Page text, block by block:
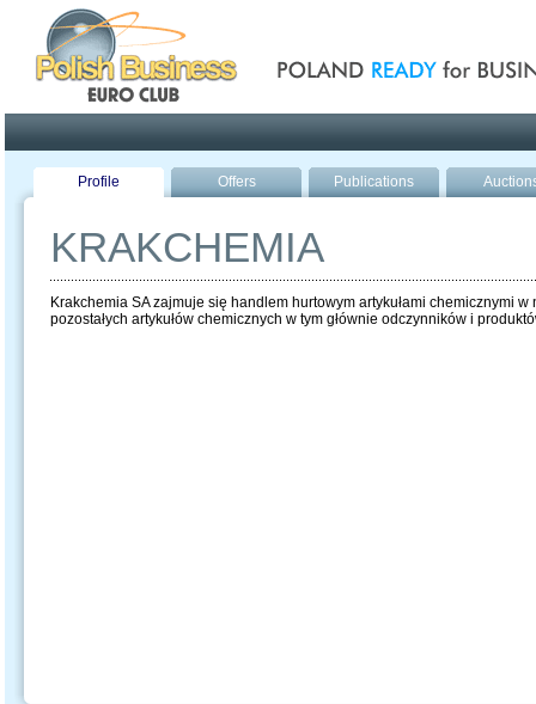
Profile Offers Publications
KRAKCHEMIA
Krakchemia SA zajmuje się handlem hurtowym artykułami chemicznymi
pozostałych artykułów chemicznych w tym głównie odczynników i